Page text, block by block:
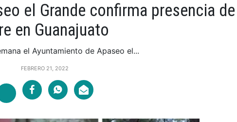
el Grande confirma presencia de
en Guanajuato
el Ayuntamiento de Apaseo el...
FEBRERO 21, 2022